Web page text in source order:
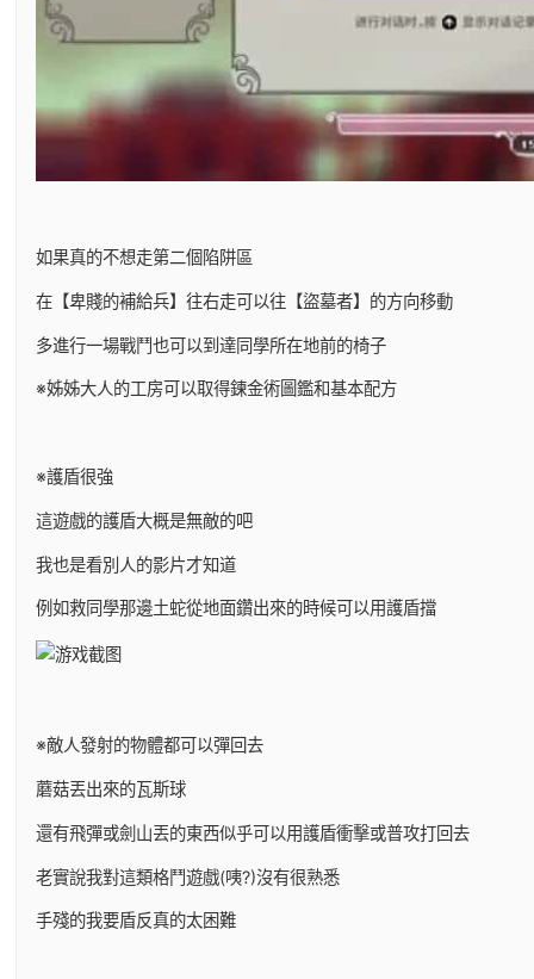
如果真的不想走第二個陷阱區
在【卑賤的補給兵】往右走可以往【盜墓者】的方向移動
多進行一場戰鬥也可以到達同學所在地前的椅子
※姊姊大人的工房可以取得鍊金術圖鑑和基本配方
※護盾很強
這遊戲的護盾大概是無敵的吧
我也是看別人的影片才知道
例如救同學那邊土蛇從地面鑽出來的時候可以用護盾擋
※敵人發射的物體都可以彈回去
蘑菇丟出來的瓦斯球
還有飛彈或劍山丟的東西似乎可以用護盾衝擊或普攻打回去
老實說我對這類格鬥遊戲(咦?)沒有很熟悉
手殘的我要盾反真的太困難